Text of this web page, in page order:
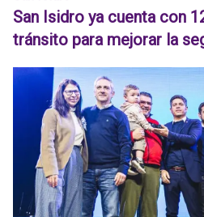
San Isidro ya cuenta con
tránsito para mejorar la